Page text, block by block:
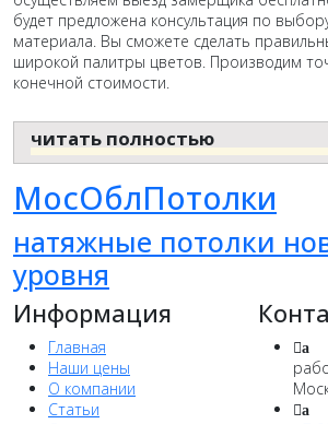
будет предложена консультация по
материала. Вы сможете сделать
широкой палитры цветов. Производим
конечной стоимости.
читать полностью
МосОблПотолки
натяжные потолки
уровня
Информация
Главная
Наши цены
О компании
Статьи
a
a